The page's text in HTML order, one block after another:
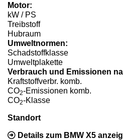
Motor:
kW / PS
Treibstoff
Hubraum
Umweltnormen:
Schadstoffklasse
Umweltplakette
Verbrauch und Emissionen
Kraftstoffverbr. komb.
CO2-Emissionen komb.
CO2-Klasse
Standort
Details zum BMW X5